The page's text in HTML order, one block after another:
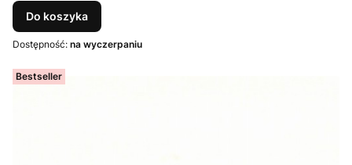
Do koszyka
Dostępność: na wyczerpaniu
Bestseller